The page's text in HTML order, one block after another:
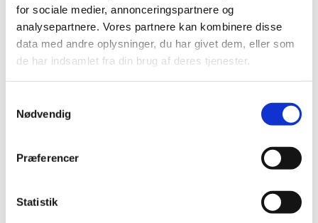
for sociale medier, annonceringspartnere og
analysepartnere. Vores partnere kan kombinere disse
data med andre oplysninger, du har givet dem, eller som
de har indsamlet fra din brug af deres tjenester.
Nødvendig
Præferencer
Statistik
maj (21)
april (24)
marts (42)
februar (12)
januar (18)
2018 (150)
2016 (167)
2014 (44)